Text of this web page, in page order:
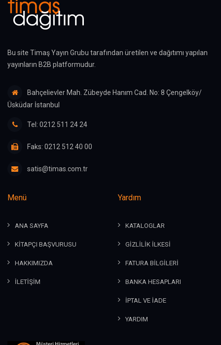
Bu site Timaş Yayın Grubu tarafından üretilen ve dağıtımı yapılan
yayınların B2B platformudur.
Bahçelievler Mah. Zübeyde Hanım Cad. No: 8 Çengelköy/
Üsküdar İstanbul
Tel: 0212 511 24 24
Faks: 0212 512 40 00
satis@timas.com.tr
Menü
ANA SAYFA
KİTAPÇI BAŞVURUSU
HAKKIMIZDA
İLETİŞİM
Yardım
KATALOGLAR
GİZLİLİK İLKESİ
FATURA BİLGİLERİ
BANKA HESAPLARI
İPTAL VE İADE
YARDIM